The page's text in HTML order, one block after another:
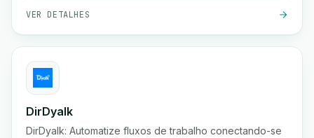
confirmação de pedidos e ampla cobertura em
centenas de cidades em Marrocos.
VER DETALHES
DirDyalk
DirDyalk: Automatize fluxos de trabalho conectando-se